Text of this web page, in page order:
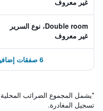
غير معروف
Double room، نوع السرير
غير معروف
6 صفقات إضافية ابتداءً من 376 ﷼
*يشمل المجموع الضرائب
تسجيل المغادرة.